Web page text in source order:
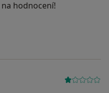
hodnocení!